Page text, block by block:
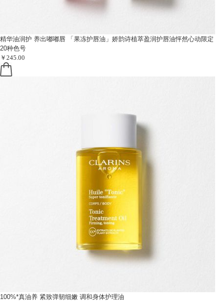
精华油润护 养出嘟嘟唇
「果冻护唇油」娇韵诗植萃盈润护唇油怦然心动限定
20种色号
￥245.00
100%*真油养 紧致弹韧细嫩 调和身体护理油